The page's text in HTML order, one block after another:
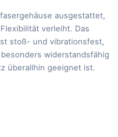
ausgestattet,
verleiht. Das
stoß- und vibrationsfest,
widerstandsfähig
überallhin geeignet ist.